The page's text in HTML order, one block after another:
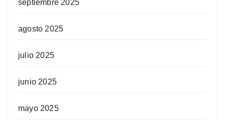
septiembre 2025
agosto 2025
julio 2025
junio 2025
mayo 2025